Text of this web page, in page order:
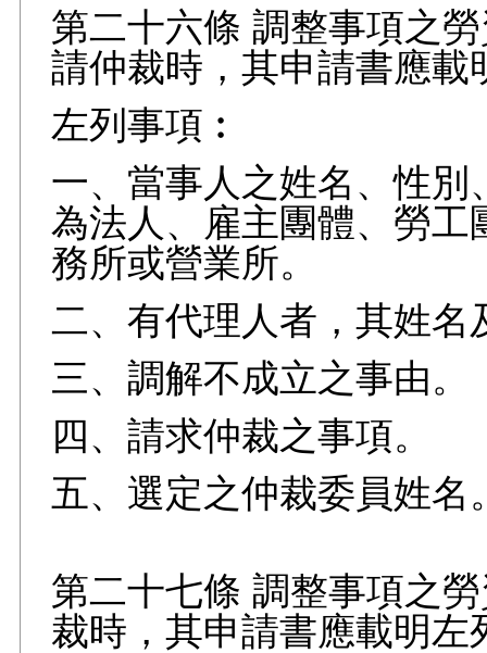
第二十六條 調整事項之
請仲裁時，其申請書應載
左列事項︰
一、當事人之姓名、性
為法人、雇主團體、勞
務所或營業所。
二、有代理人者，其姓名
三、調解不成立之事由。
四、請求仲裁之事項。
五、選定之仲裁委員姓名
第二十七條 調整事項之
裁時，其申請書應載明左